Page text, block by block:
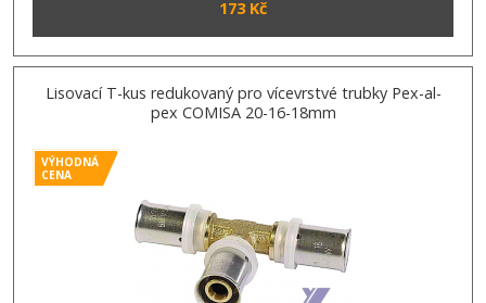
173 Kč
Lisovací T-kus redukovaný pro vícevrstvé trubky Pex-al-
pex COMISA 20-16-18mm
VÝHODNÁ
CENA